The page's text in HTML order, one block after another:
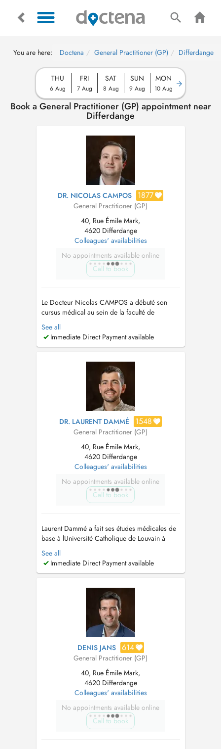
You are here: Doctena General Practitioner (GP) Differdange
THU
6 Aug
FRI
7 Aug
SAT
8 Aug
SUN
9 Aug
MON
10 Aug
Book a General Practitioner (GP) appointment near
Differdange
DR. NICOLAS CAMPOS 1877
General Practitioner (GP)
40, Rue Émile Mark,
4620 Differdange
Colleagues' availabilities
No appointments available online
Call to book
Le Docteur Nicolas CAMPOS a débuté son
cursus médical au sein de la faculté de
Médecine de Nancy avant d’intégrer la
spécialisation en médecine générale à
l’Université du Luxembourg. Portant un intérêt
réalise un double cursus afin de mener à bien
See all
Immediate Direct Payment available
DR. LAURENT DAMMÉ 1548
General Practitioner (GP)
40, Rue Émile Mark,
4620 Differdange
Colleagues' availabilities
No appointments available online
Call to book
Laurent Dammé a fait ses études médicales de
base à lUniversité Catholique de Louvain à
Bruxelles avant dintégrer la spécialisation en
médecine générale à lUniversité du
Luxembourg. A partir de 2021 il a intégré
Médical de Differdange, Ayant un attrait
See all
Immediate Direct Payment available
DENIS JANS 614
General Practitioner (GP)
40, Rue Émile Mark,
4620 Differdange
Colleagues' availabilities
No appointments available online
Call to book